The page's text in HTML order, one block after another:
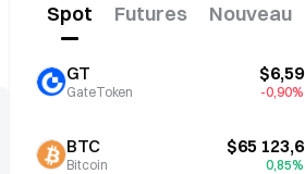
mensuelle minimale de 10
000.
Spot Futures Nouveau
GT
GateToken
$6,59
-0,90%
BTC
Bitcoin
$65 123,6
0,85%